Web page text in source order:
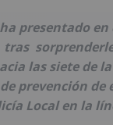
presentado
las siete de
prevención
Local en la